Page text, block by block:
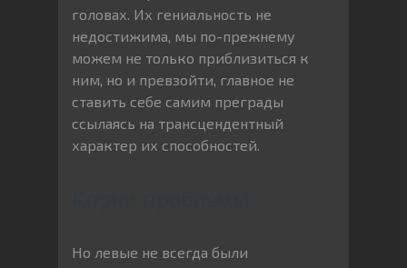
головах. Их гениальность не
недостижима, мы по-прежнему
можем не только приблизиться к
ним, но и превзойти, главное не
ставить себе самим преграды
ссылаясь на трансцендентный
характер их способностей.
Но левые не всегда были